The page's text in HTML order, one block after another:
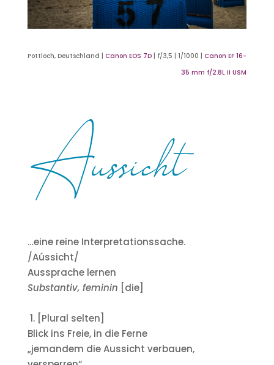
Pottloch, Deutschland |Canon EOS 7D | f/3,5 | 1/1000 |Canon EF 16-
35 mm f/2.8L II USM
…eine reine Interpretationssache.
/Aússicht/
Aussprache lernen
Substantiv, feminin [die]
1. [Plural selten]
Blick ins Freie, in die Ferne
„jemandem die Aussicht verbauen,